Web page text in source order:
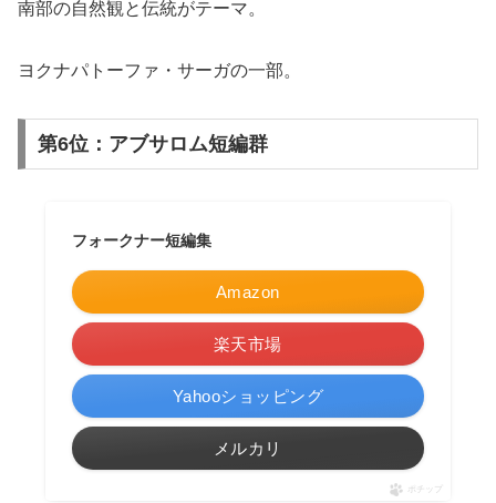
南部の自然観と伝統がテーマ。
ヨクナパトーファ・サーガの一部。
第6位：アブサロム短編群
フォークナー短編集
Amazon
楽天市場
Yahooショッピング
メルカリ
ポチップ